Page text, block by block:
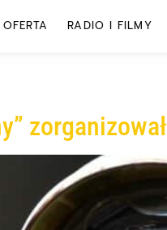
OFERTA RADIO I FILMY